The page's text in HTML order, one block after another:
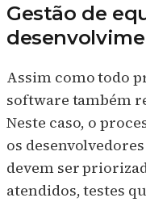
Gestão de
Assim como todo
software também
Neste caso, o
os
devem ser
atendidos, testes